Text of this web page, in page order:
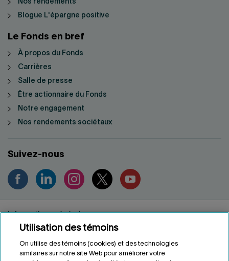
Nos rendements
Blogue L'épargne positive
Le Fonds en bref
À propos du Fonds
Carrières
Salle de presse
Être actionnaire du Fonds
Notre engagement
Nos rendements sociétaux
Suivez-nous
Renseignements personnels
Conditions d'utilisation
Accessibilité
Utilisation des témoins
On utilise des témoins (cookies) et des technologies
similaires sur notre site Web pour améliorer votre